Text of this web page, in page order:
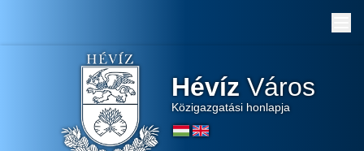
Hévíz Város
Közigazgatási honlapja